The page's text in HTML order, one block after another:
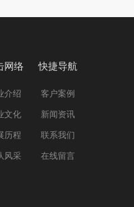
网络
介绍
文化
历程
风采
快捷导航
客户案例
新闻资讯
联系我们
在线留言